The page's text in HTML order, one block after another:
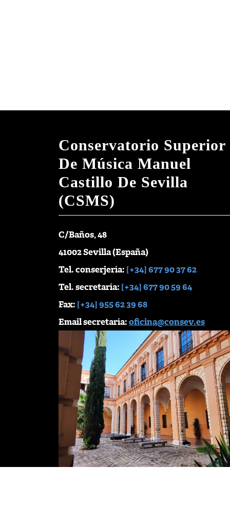
Conservatorio Superior
De Música Manuel
Castillo De Sevilla
(CSMS)
C/Baños, 48
41002 Sevilla (España)
Tel. conserjería: [+34] 677 90 37 62
Tel. secretaría: [+34] 677 90 59 64
Fax: [+34] 955 62 39 68
Email secretaría:oficina@consev.es